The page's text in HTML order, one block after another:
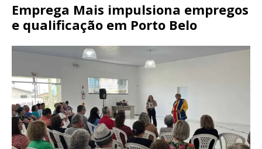
Emprega Mais impulsiona empregos
e qualificação em Porto Belo